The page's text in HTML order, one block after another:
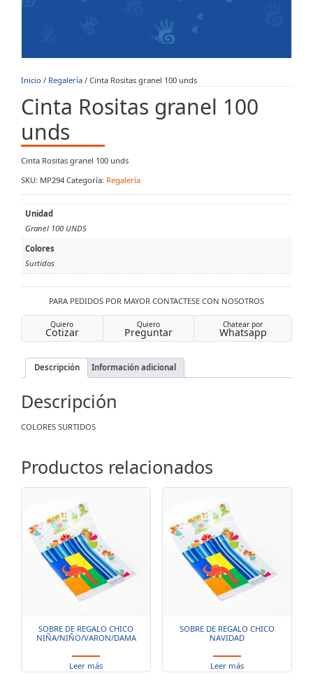
Inicio / Regalería / Cinta Rositas granel 100 unds
Cinta Rositas granel 100
unds
Cinta Rositas granel 100 unds
SKU: MP294 Categoría: Regalería
Unidad
Granel 100 UNDS
Colores
Surtidos
PARA PEDIDOS POR MAYOR CONTACTESE CON NOSOTROS
Quiero
Cotizar
Quiero
Preguntar
Chatear por
Whatsapp
Descripción Información adicional
Descripción
COLORES SURTIDOS
Productos relacionados
SOBRE DE REGALO CHICO
NIÑA/NIÑO/VARON/DAMA
Leer más
SOBRE DE REGALO CHICO
NAVIDAD
Leer más